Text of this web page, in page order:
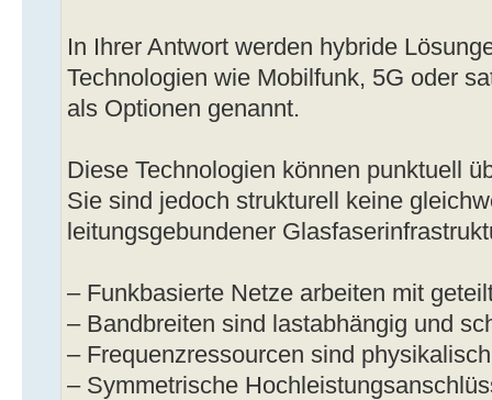
In Ihrer Antwort werden hybride
Technologien wie Mobilfunk, 5G oder
als Optionen genannt.
Diese Technologien können punktuell
Sie sind jedoch strukturell keine
leitungsgebundener
– Funkbasierte Netze arbeiten mit
– Bandbreiten sind lastabhängig und
– Frequenzressourcen sind
– Symmetrische